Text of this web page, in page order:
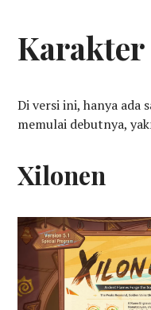
Karakter
Di versi ini, hanya ada
memulai debutnya,
Xilonen